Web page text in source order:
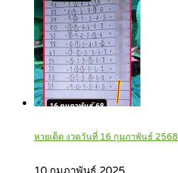
หวยเด็ด งวดวันที่ 16 กุมภาพันธ์ 2568